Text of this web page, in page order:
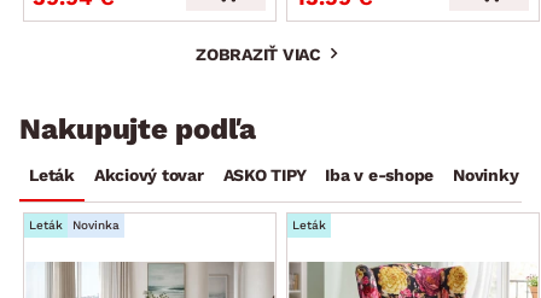
ZOBRAZIŤ VIAC
Nakupujte podľa
Leták Akciový tovar ASKO TIPY Iba v e-shope Novinky
Leták Novinka Leták